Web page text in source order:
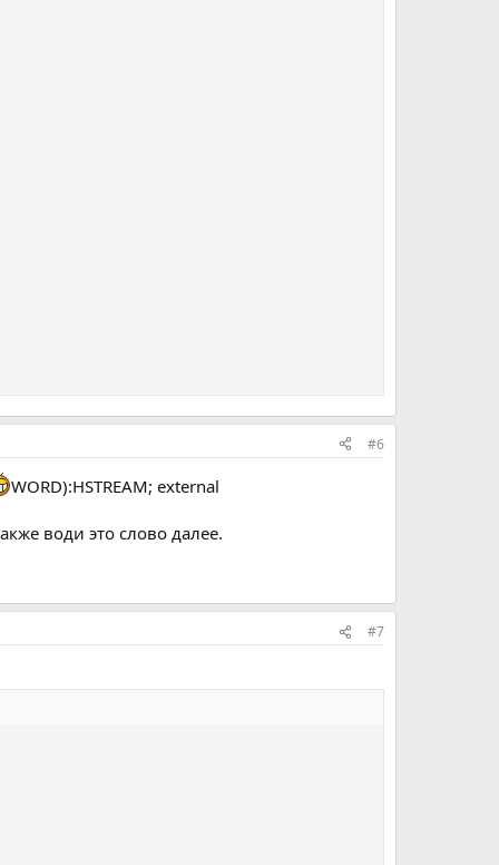
#6
WORD):HSTREAM; external
води это слово далее.
#7